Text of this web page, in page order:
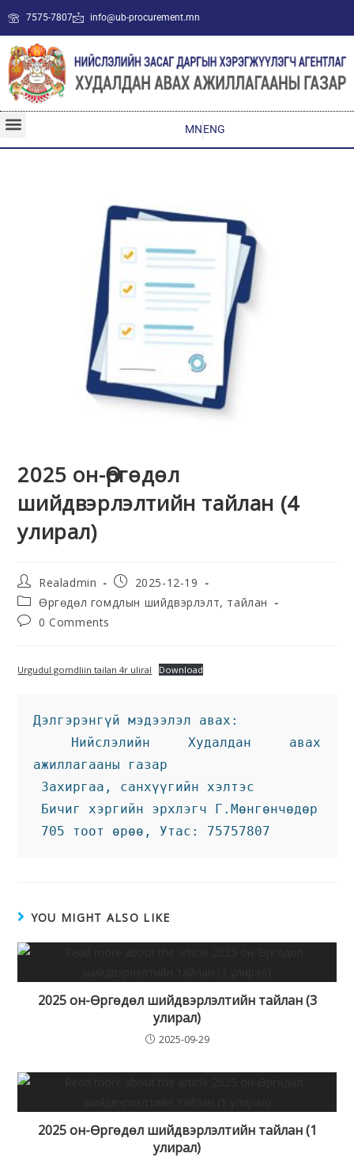
7575-7807 info@ub-procurement.mn
MNENG
2025 он-Өргөдөл
шийдвэрлэлтийн тайлан (4
улирал)
Realadmin
2025-12-19
Өргөдөл гомдлын шийдвэрлэлт, тайлан
0 Comments
Urgudul gomdliin tailan 4r uliral Download
Дэлгэрэнгүй мэдээлэл авах:
ажиллагааны газар
Захиргаа, санхүүгийн хэлтэс
Бичиг хэргийн эрхлэгч Г.Мөнгөнчөдөр
705 тоот өрөө, Утас: 75757807
YOU MIGHT ALSO LIKE
2025 он-Өргөдөл шийдвэрлэлтийн тайлан (3
улирал)
2025-09-29
2025 он-Өргөдөл шийдвэрлэлтийн тайлан (1
улирал)